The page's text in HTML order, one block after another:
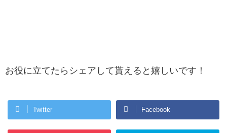
お役に立てたらシェアして貰えると嬉しいです！
Twitter Facebook